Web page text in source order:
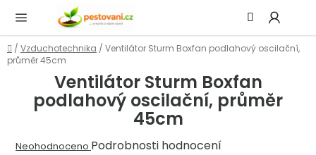
obsah
Domů
/ Vzduchotechnika / Ventilátor Sturm Boxfan podlahový oscilační,
průměr 45cm
Ventilátor Sturm Boxfan
podlahový oscilační, průměr
45cm
Průměrné
Neohodnoceno Podrobnosti hodnocení